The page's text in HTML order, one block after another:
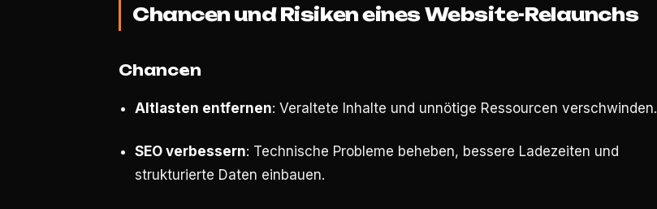
Chancen und Risiken eines Website-Relaunchs
Chancen
Altlasten entfernen: Veraltete Inhalte und unnötige Ressourcen verschwinden.
SEO verbessern: Technische Probleme beheben, bessere Ladezeiten und
strukturierte Daten einbauen.